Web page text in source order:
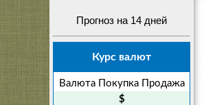
Прогноз на 14 дней
Курс валют
Валюта Покупка
Продажа
$